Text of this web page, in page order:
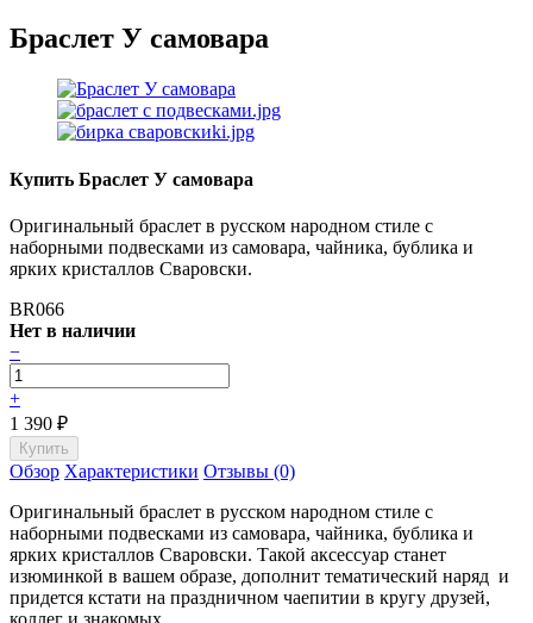
Браслет У самовара
Купить Браслет У самовара
Оригинальный браслет в русском народном стиле с
наборными подвесками из самовара, чайника, бублика и
ярких кристаллов Сваровски.
BR066
Нет в наличии
−
+
1 390 ₽
Обзор Характеристики Отзывы (0)
Оригинальный браслет в русском народном стиле с
наборными подвесками из самовара, чайника, бублика и
ярких кристаллов Сваровски. Такой аксессуар станет
изюминкой в вашем образе, дополнит тематический наряд и
придется кстати на праздничном чаепитии в кругу друзей,
коллег и знакомых.